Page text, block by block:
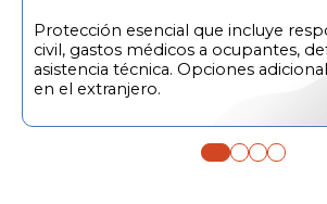
Protección esencial que incluye
civil, gastos médicos a ocupantes,
asistencia técnica. Opciones
en el extranjero.